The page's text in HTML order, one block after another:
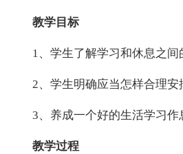
教学目标
1、学生了解学习和休息之间
2、学生明确应当怎样合理安
3、养成一个好的生活学习作
教学过程